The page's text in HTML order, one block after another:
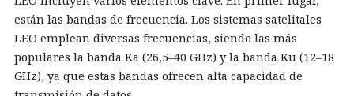
están las bandas de frecuencia. Los sistemas satelitales
LEO emplean diversas frecuencias, siendo las más
populares la banda Ka (26,5–40 GHz) y la banda Ku (12–18
GHz), ya que estas bandas ofrecen alta capacidad de